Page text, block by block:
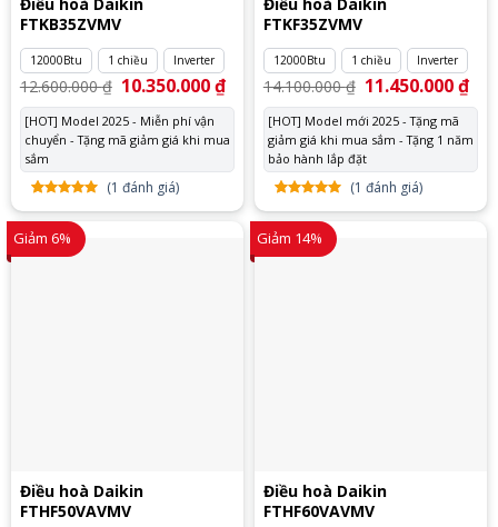
FTKB35ZVMV
12000Btu 1 chiều Inverter
12.600.000₫ Giá
gốc
là:
12.600.000 ₫.
10.350.000₫Giá
tại
10.350.000 ₫.
[HOT] Model 2025 - Miễn phí vận
chuyển - Tặng mã giảm giá khi mua
sắm
5.00trên
5 dựa
trên
1
đánh
(1 đánh giá)
FTKF35ZVMV
12000Btu 1 chiều Inverter
14.100.000₫ Giá
gốc
là:
14.100.000 ₫.
11.450.000₫Giá
tại
[HOT] Model mới 2025 - Tặng mã
giảm giá khi mua sắm - Tặng 1 năm
bảo hành lắp đặt
5.00trên
5 dựa
trên
1
đánh
(1 đánh giá)
Giảm 6%
Điều hoà Daikin
FTHF50VAVMV
Giảm 14%
Điều hoà Daikin
FTHF60VAVMV